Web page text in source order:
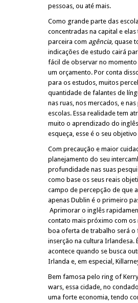
pessoas, ou até mais.
Como grande parte das
concentradas na capital e
parceira com agência, quase
indicações de estudo cairá
fácil de observar no momento
um orçamento. Por conta
para os estudos, muitos
quantidade de falantes de
nas ruas, nos mercados, e
escolas. Essa realidade tem
muito o aprendizado do
esqueça, esse é o seu
Com precaução e maior
planejamento do seu
profundidade nas suas
como base os seus reais
campo de percepção de que
apenas Dublin é o primeiro
Aprimorar o inglês
contato mais próximo com os
boa oferta de trabalho será o
inserção na cultura Irlandesa.
acontece quando se busca
Irlanda e, em especial,
Bem famosa pelo ring of
wars, essa cidade, no
uma forte economia, tendo